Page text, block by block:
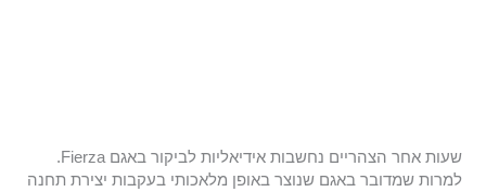
שעות אחר הצהריים נחשבות אידיאליות לביקור באגם Fierza.
למרות שמדובר באגם שנוצר באופן מלאכותי בעקבות יצירת תחנה